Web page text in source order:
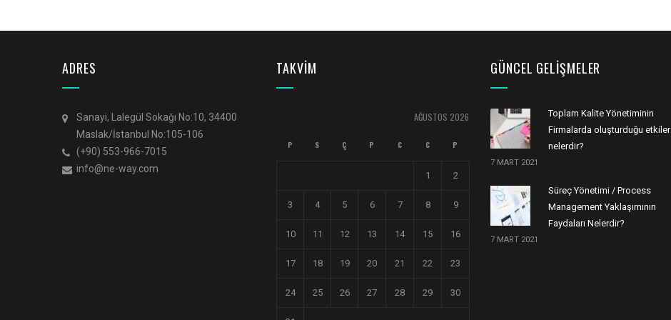
ADRES
Sanayi, Lalegül Sokağı No:10, 34400
Maslak/İstanbul No:105-106
(+90) 553-966-7015
info@ne-way.com
TAKVİM
AĞUSTOS 2026
P S Ç P C C P
1 2
3 4 5 6 7 8 9
10 11 12 13 14 15 16
17 18 19 20 21 22 23
24 25 26 27 28 29 30
GÜNCEL GELIŞMELER
Toplam Kalite Yönetiminin
Firmalarda oluşturduğu etkiler
nelerdir?
7 MART 2021
Süreç Yönetimi / Process
Management Yaklaşımının
Faydaları Nelerdir?
7 MART 2021